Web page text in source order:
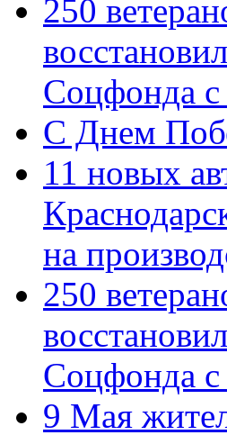
250
Соцфонда с
С Днем
11 новых
на
250
Соцфонда с
9 Мая